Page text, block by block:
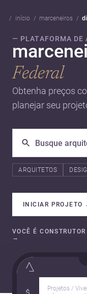
início marceneiros
— PLATAFORMA DE
Federal
Obtenha preços
planejar seu
ARQUITETOS
INICIAR PROJETO
VOCÊ É
→
Projetos /